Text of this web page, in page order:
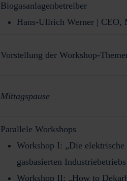
Biogasanlagenbetreiber
Hans-Ullrich Werner| CEO,
Vorstellung der Workshop-
Mittagspause
Parallele Workshops
Workshop I: „Die
gasbasierten
Workshop II: „How to